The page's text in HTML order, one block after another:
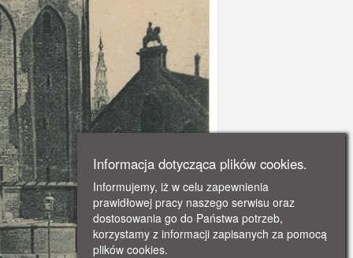
Informacja dotycząca plików cookies.
Informujemy, iż w celu zapewnienia
prawidłowej pracy naszego serwisu oraz
dostosowania go do Państwa potrzeb,
korzystamy z informacji zapisanych za pomocą
plików cookies.